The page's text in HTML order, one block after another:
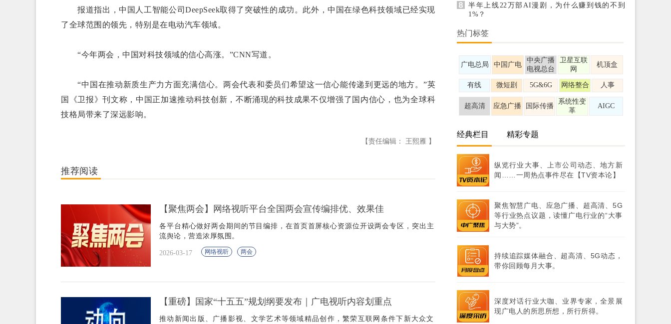
报道指出，中国人工智能公司DeepSeek取得了突破性的成功。此外，中国在绿色科技领域已经实现
了全球范围的领先，特别是在电动汽车领域。
“今年两会，中国对科技领域的信心高涨。”CNN写道。
“中国在推动新质生产力方面充满信心。两会代表和委员们希望这一信心能传递到更远的地方。”英
国《卫报》刊文称，中国正加速推动科技创新，不断涌现的科技成果不仅增强了国内信心，也为全球科
技格局带来了深远影响。
【责任编辑： 王熙雁 】
推荐阅读
【聚焦两会】网络视听平台全国两会宣传编排优、效果佳
各平台精心做好两会期间的节目编排，在首页首屏核心资源位开设两会专区，突出主
流舆论，营造浓厚氛围。
2026-03-17 网络视听 两会
【重磅】国家“十五五”规划纲要发布｜广电视听内容划重点
推动新闻出版、广播影视、文学艺术等领域精品创作，繁荣互联网条件下新大众文
半年上线22万部AI漫剧，为什么赚到钱的不到
1%？
热门标签
广电总局 中国广电
中央广播
电视总台
卫星互联
网
机顶盒
有线 微短剧 5G&6G 网络整合 人事
超高清 应急广播 国际传播
系统性变
革
AIGC
经典栏目 精彩专题
纵览行业大事、上市公司动态、地方新
闻……一周热点事件尽在【TV资本论】
聚焦智慧广电、应急广播、超高清、5G
等行业热点议题，读懂广电行业的“大事
与大势”。
持续追踪媒体融合、超高清、5G动态，
带你回顾每月大事。
深度对话行业大咖、业界专家，全景展
现广电人的所思所想，所行所得。